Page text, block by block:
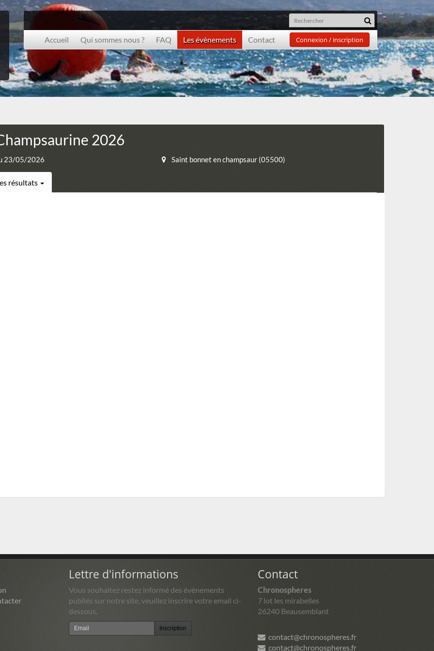
Accueil Qui sommes nous ? FAQ Les évènements Contact Connexion / inscription
2026
23/05/2026 Saint bonnet en champsaur (05500)
résultats
Lettre d'informations
Vous souhaitez restez informé des événements
publiés sur notre site, veuillez inscrire votre email ci-
dessous.
Inscription
Contact
Chronospheres
7 lot les mirabelles
26240 Beausemblant
contact@chronospheres.fr
contact@chronospheres.fr